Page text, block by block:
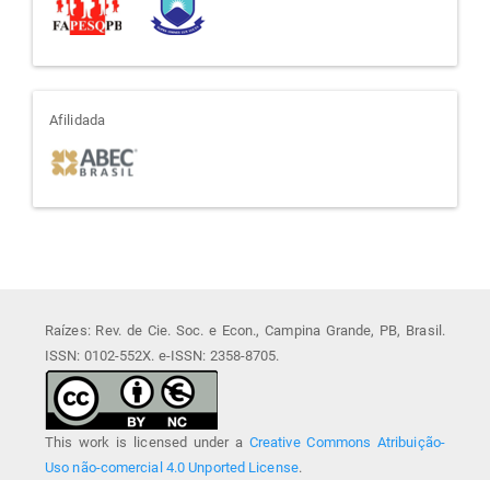
afiliada
Afilidada
Raízes: Rev. de Cie. Soc. e Econ., Campina Grande, PB, Brasil.
ISSN: 0102-552X. e-ISSN: 2358-8705.
This work is licensed under a Creative Commons Atribuição-
Uso não-comercial 4.0 Unported License.